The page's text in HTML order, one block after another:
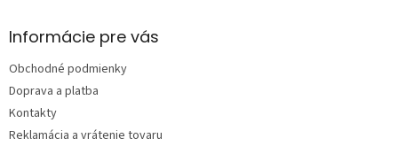
ä
e
Informácie pre vás
Obchodné podmienky
Doprava a platba
Kontakty
Reklamácia a vrátenie tovaru